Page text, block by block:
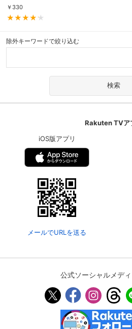
￥ 330
除外キーワードで絞り込む
Rakuten TVア
iOS版アプリ
メールでURLを送る
公式ソーシャルメデ